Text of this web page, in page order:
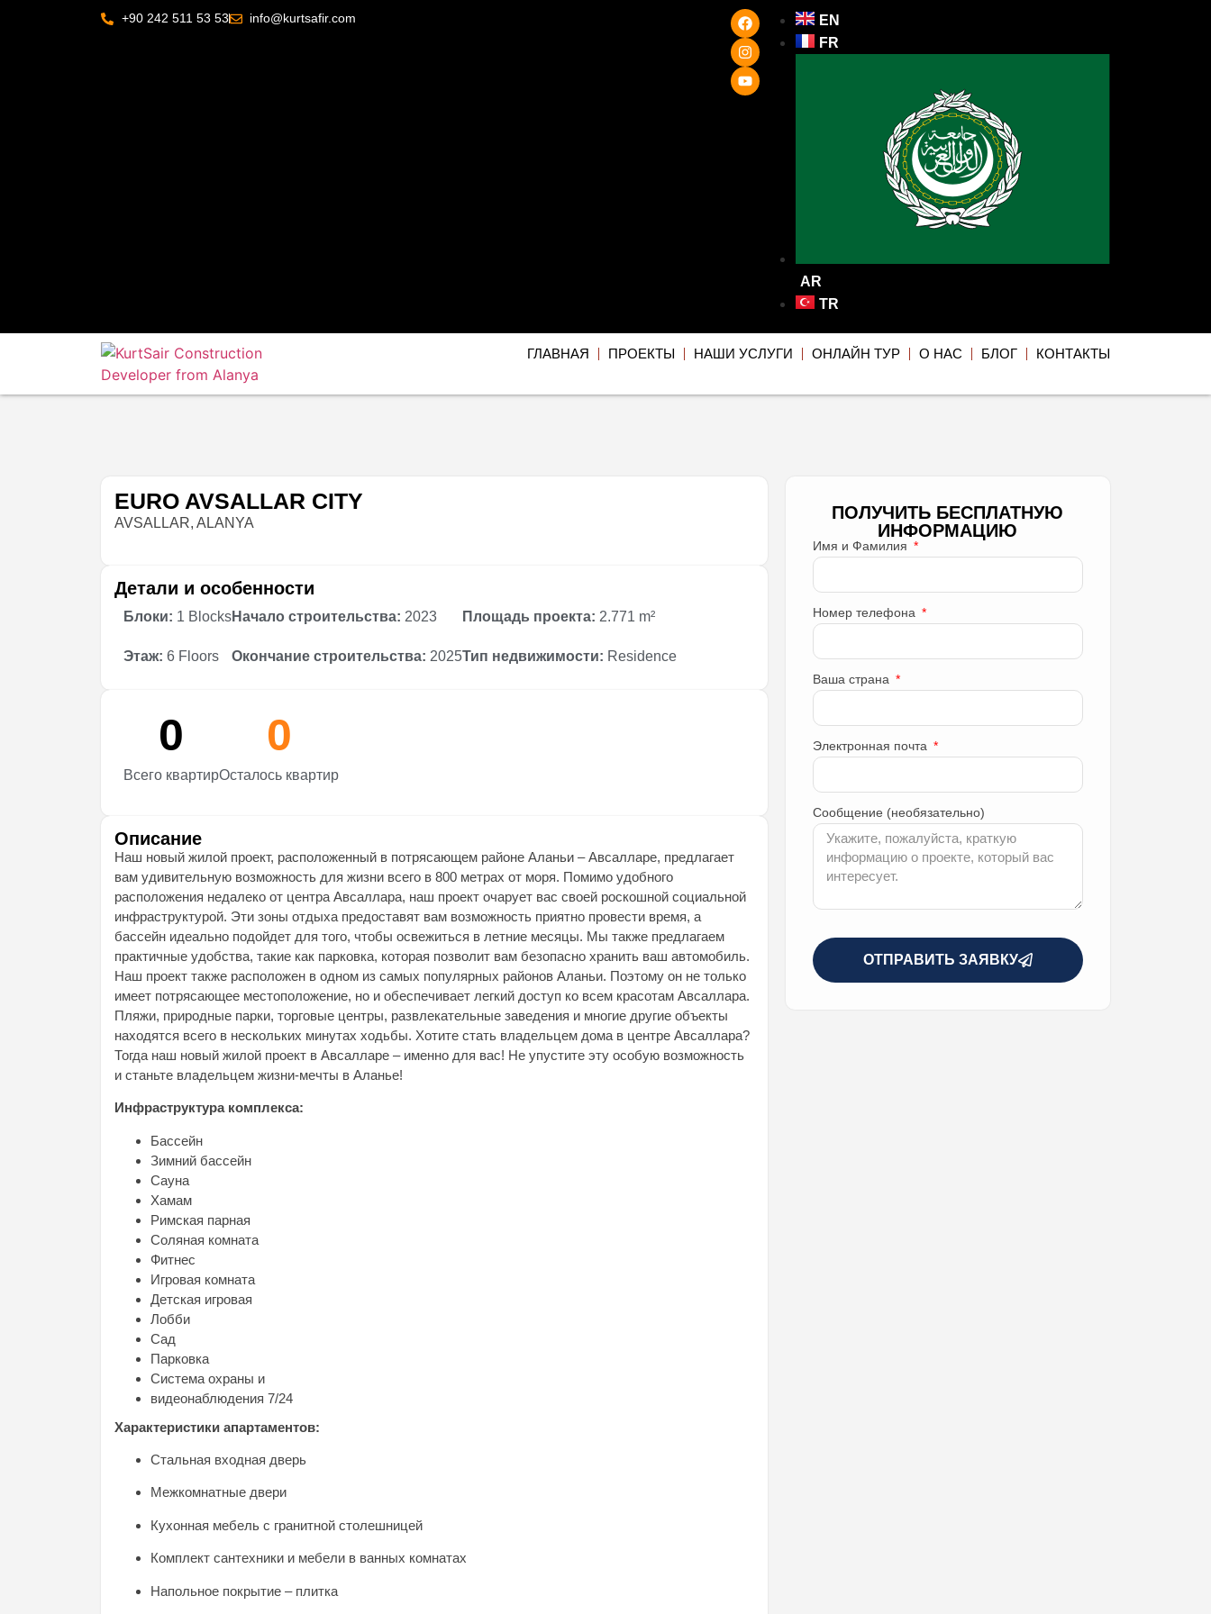
+90 242 511 53 53 info@kurtsafir.com
EN
FR
AR
TR
ГЛАВНАЯ ПРОЕКТЫ НАШИ УСЛУГИ ОНЛАЙН ТУР О НАС БЛОГ КОНТАКТЫ
EURO AVSALLAR CITY
AVSALLAR, ALANYA
Детали и особенности
Блоки: 1 Blocks
Этаж: 6 Floors
Начало строительства: 2023
Окончание строительства: 2025
Площадь проекта: 2.771 m²
Тип недвижимости: Residence
Всего квартир
0
Осталось квартир
0
Описание
Наш новый жилой проект, расположенный в потрясающем районе Аланьи – Авсалларе, предлагает
вам удивительную возможность для жизни всего в 800 метрах от моря. Помимо удобного
расположения недалеко от центра Авсаллара, наш проект очарует вас своей роскошной социальной
инфраструктурой. Эти зоны отдыха предоставят вам возможность приятно провести время, а
бассейн идеально подойдет для того, чтобы освежиться в летние месяцы. Мы также предлагаем
практичные удобства, такие как парковка, которая позволит вам безопасно хранить ваш автомобиль.
Наш проект также расположен в одном из самых популярных районов Аланьи. Поэтому он не только
имеет потрясающее местоположение, но и обеспечивает легкий доступ ко всем красотам Авсаллара.
Пляжи, природные парки, торговые центры, развлекательные заведения и многие другие объекты
находятся всего в нескольких минутах ходьбы. Хотите стать владельцем дома в центре Авсаллара?
Тогда наш новый жилой проект в Авсалларе – именно для вас! Не упустите эту особую возможность
и станьте владельцем жизни-мечты в Аланье!
Инфраструктура комплекса:
Бассейн
Зимний бассейн
Сауна
Хамам
Римская парная
Соляная комната
Фитнес
Игровая комната
Детская игровая
Лобби
Сад
Парковка
Система охраны и
видеонаблюдения 7/24
Характеристики апартаментов:
Стальная входная дверь
Межкомнатные двери
Кухонная мебель с гранитной столешницей
Комплект сантехники и мебели в ванных комнатах
Напольное покрытие – плитка
ПОЛУЧИТЬ БЕСПЛАТНУЮ
ИНФОРМАЦИЮ
Имя и Фамилия
Номер телефона
Ваша страна
Электронная почта
Сообщение (необязательно)
ОТПРАВИТЬ ЗАЯВКУ